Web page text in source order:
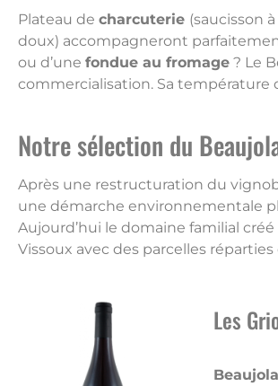
Plateau de charcuterie (saucisson
doux) accompagneront
ou d’une fondue au fromage ? Le
commercialisation. Sa température
Notre sélection du
Après une restructuration du
une démarche environnementale
Aujourd’hui le domaine familial
Vissoux avec des parcelles
Les